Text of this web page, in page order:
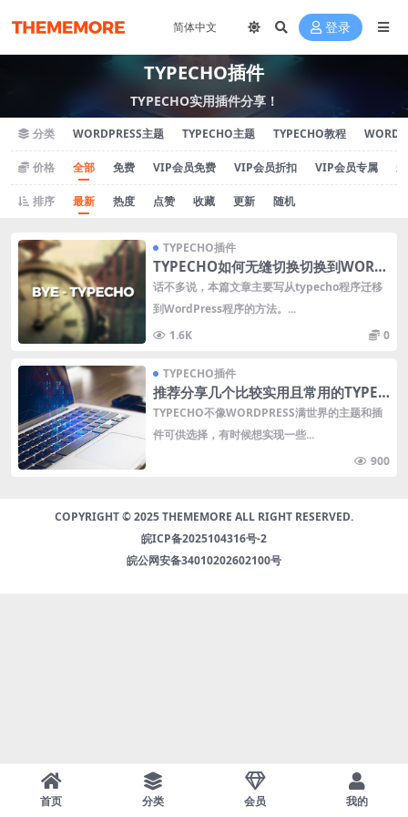
登录
TYPECHO插件
TYPECHO实用插件分享！
分类 WORDPRESS主题 TYPECHO主题 TYPECHO教程
价格 全部 免费 VIP会员免费 VIP会员折扣 VIP会员专属
排序 最新 热度 点赞 收藏 更新 随机
TYPECHO插件
TYPECHO如何无缝切换切换到WORD
PRESS
话不多说，本篇文章主要写从typecho程序迁移
到WordPress程序的方法。...
1.6K
0
TYPECHO插件
推荐分享几个比较实用且常用的TYPEC
HO插件
TYPECHO不像WORDPRESS满世界的主题和插
件可供选择，有时候想实现一些...
900
COPYRIGHT © 2025 THEMEMORE ALL RIGHT RESERVED.
皖ICP备2025104316号-2
皖公网安备34010202602100号
首页 分类 会员 我的